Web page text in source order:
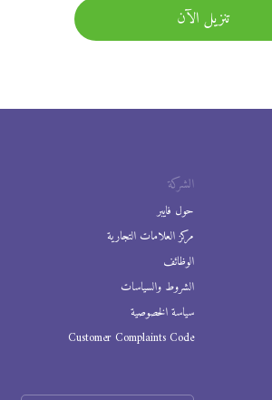
تنزيل الآن
الشركة
حول فايبر
مركز العلامات التجارية
الوظائف
الشروط والسياسات
سياسة الخصوصية
Customer Complaints Code